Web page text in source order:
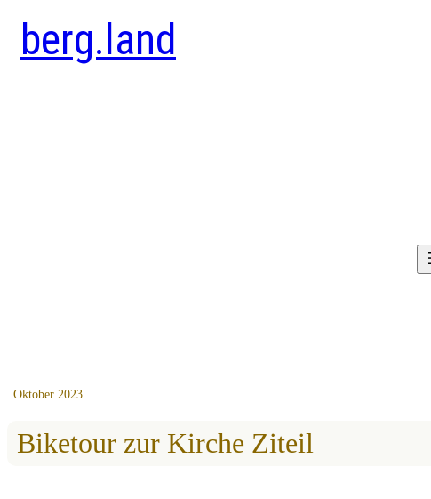
berg.land
Oktober 2023
Biketour zur Kirche Ziteil